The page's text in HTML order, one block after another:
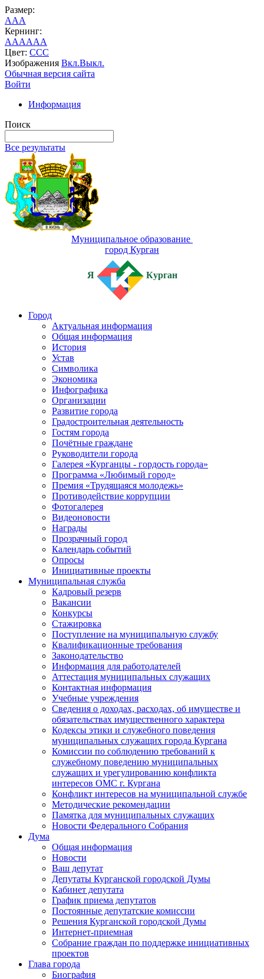
Размер:
AAA
Кернинг:
AAAAAA
Цвет: CCC
Изображения Вкл.Выкл.
Обычная версия сайта
Войти
Информация
Поиск
Все результаты
Муниципальное образование
город Курган
Я Курган
Город
Актуальная информация
Общая информация
История
Устав
Символика
Экономика
Инфографика
Организации
Развитие города
Градостроительная деятельность
Гостям города
Почётные граждане
Руководители города
Галерея «Курганцы - гордость города»
Программа «Любимый город»
Премия «Трудящаяся молодежь»
Противодействие коррупции
Фотогалерея
Видеоновости
Награды
Прозрачный город
Календарь событий
Опросы
Инициативные проекты
Муниципальная служба
Кадровый резерв
Вакансии
Конкурсы
Стажировка
Поступление на муниципальную службу
Квалификационные требования
Законодательство
Информация для работодателей
Аттестация муниципальных служащих
Контактная информация
Учебные учреждения
Сведения о доходах, расходах, об имуществе и
обязательствах имущественного характера
Кодексы этики и служебного поведения
муниципальных служащих города Кургана
Комиссии по соблюдению требований к
служебному поведению муниципальных
служащих и урегулированию конфликта
интересов ОМС г. Кургана
Конфликт интересов на муниципальной службе
Методические рекомендации
Памятка для муниципальных служащих
Новости Федерального Cобрания
Дума
Общая информация
Новости
Ваш депутат
Депутаты Курганской городской Думы
Кабинет депутата
График приема депутатов
Постоянные депутатские комиссии
Решения Курганской городской Думы
Интернет-приемная
Собрание граждан по поддержке инициативных
проектов
Глава города
Биография